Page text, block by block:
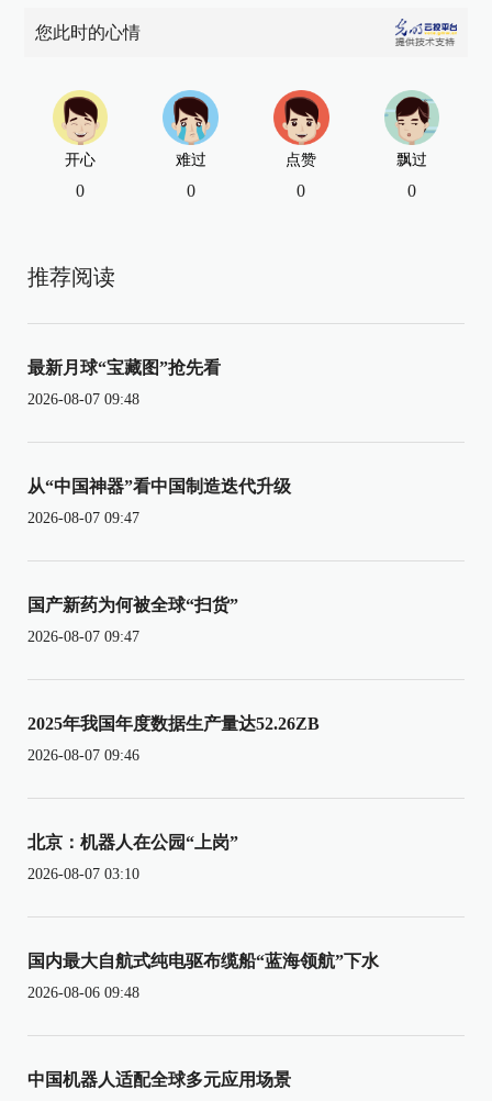
您此时的心情
开心
0
难过
0
点赞
0
飘过
0
推荐阅读
最新月球“宝藏图”抢先看
2026-08-07 09:48
从“中国神器”看中国制造迭代升级
2026-08-07 09:47
国产新药为何被全球“扫货”
2026-08-07 09:47
2025年我国年度数据生产量达52.26ZB
2026-08-07 09:46
北京：机器人在公园“上岗”
2026-08-07 03:10
国内最大自航式纯电驱布缆船“蓝海领航”下水
2026-08-06 09:48
中国机器人适配全球多元应用场景